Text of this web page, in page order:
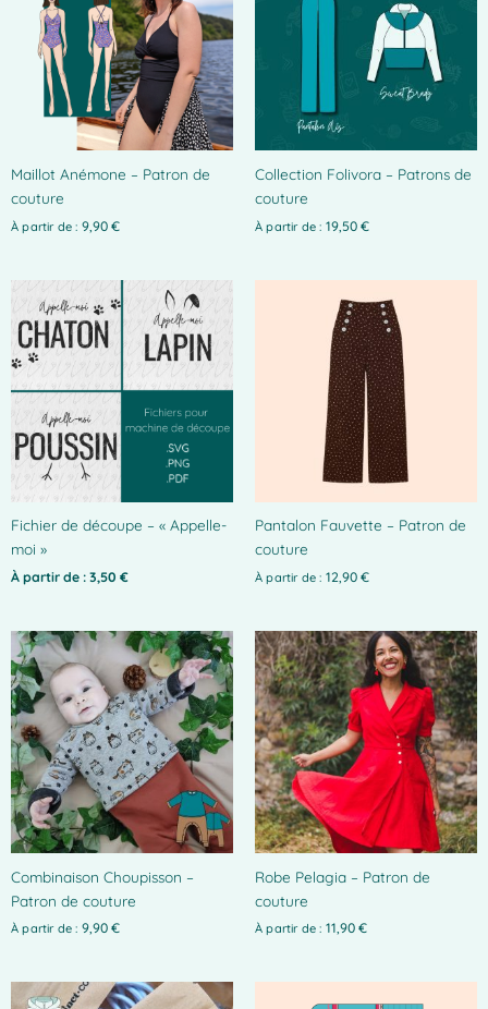
Maillot Anémone – Patron de
couture
À partir de : 9,90 €
plusieurs
variations.
options
peuvent
sur
la
page
Collection Folivora – Patrons de
couture
À partir de : 19,50 €
plusieurs
variations.
peuvent
choisies
sur
la
page
Fichier de découpe – « Appelle-
moi »
À partir de : 3,50 €
Pantalon Fauvette – Patron de
couture
À partir de : 12,90 €
Combinaison Choupisson –
Patron de couture
À partir de : 9,90 €
Ce
produit
a
plusieurs
variations.
Les
options
peuvent
être
choisies
sur
la
page
Robe Pelagia – Patron de
couture
À partir de : 11,90 €